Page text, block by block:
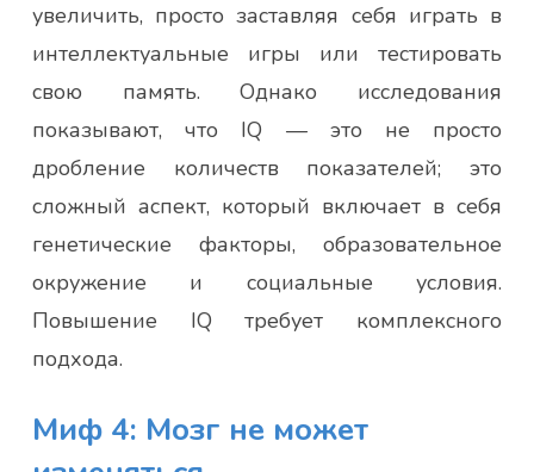
увеличить, просто заставляя себя играть в
интеллектуальные игры или тестировать
свою память. Однако исследования
показывают, что IQ — это не просто
дробление количеств показателей; это
сложный аспект, который включает в себя
генетические факторы, образовательное
окружение и социальные условия.
Повышение IQ требует комплексного
подхода.
Миф 4: Мозг не может